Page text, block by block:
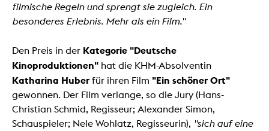
filmische Regeln und sprengt sie zugleich. Ein
besonderes Erlebnis. Mehr als ein Film."
Den Preis in der Kategorie "Deutsche
Kinoproduktionen" hat die KHM-Absolventin
Katharina Huber für ihren Film "Ein schöner Ort"
gewonnen. Der Film verlange, so die Jury (Hans-
Christian Schmid, Regisseur; Alexander Simon,
Schauspieler; Nele Wohlatz, Regisseurin), "sich auf eine